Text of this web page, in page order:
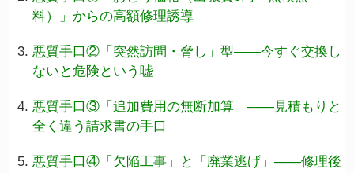
料）」からの高額修理誘導
悪質手口②「突然訪問・脅し」型——今すぐ交換し
ないと危険という嘘
悪質手口③「追加費用の無断加算」——見積もりと
全く違う請求書の手口
悪質手口④「欠陥工事」と「廃業逃げ」——修理後